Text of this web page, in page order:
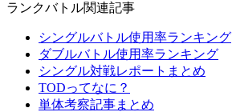
ランクバトル関連記事
シングルバトル使用率ランキング
ダブルバトル使用率ランキング
シングル対戦レポートまとめ
TODってなに？
単体考察記事まとめ